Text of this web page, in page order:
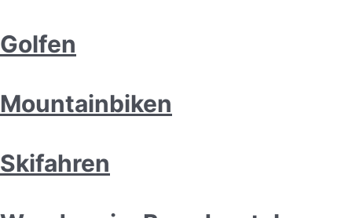
Golfen
Mountainbiken
Skifahren